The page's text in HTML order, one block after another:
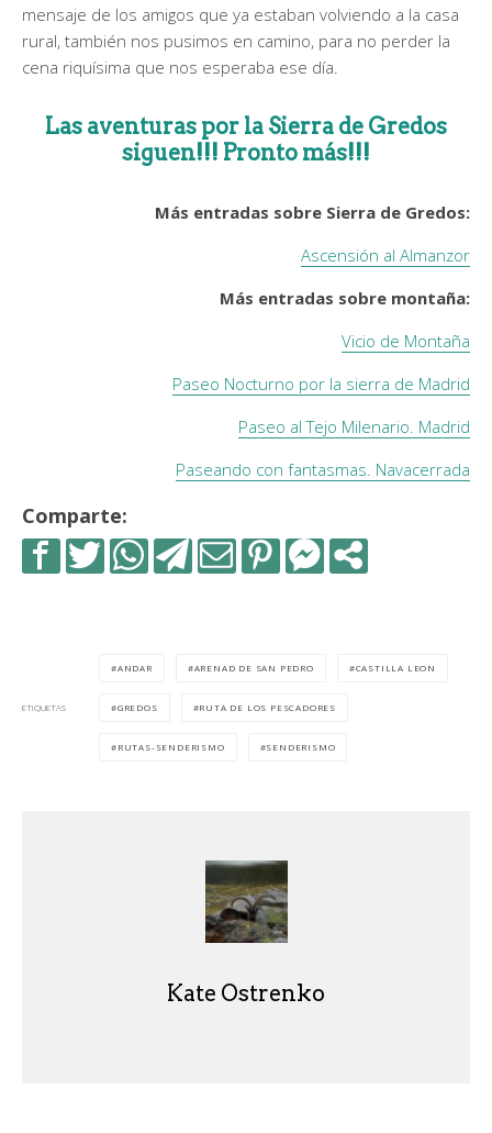
mensaje de los amigos que ya estaban volviendo a la casa
rural, también nos pusimos en camino, para no perder la
cena riquísima que nos esperaba ese día.
Las aventuras por la Sierra de Gredos
siguen!!! Pronto más!!!
Más entradas sobre Sierra de Gredos:
Ascensión al Almanzor
Más entradas sobre montaña:
Vicio de Montaña
Paseo Nocturno por la sierra de Madrid
Paseo al Tejo Milenario. Madrid
Paseando con fantasmas. Navacerrada
Comparte:
ETIQUETAS
ANDAR ARENAD DE SAN PEDRO CASTILLA LEON
GREDOS RUTA DE LOS PESCADORES
RUTAS-SENDERISMO SENDERISMO
Kate Ostrenko